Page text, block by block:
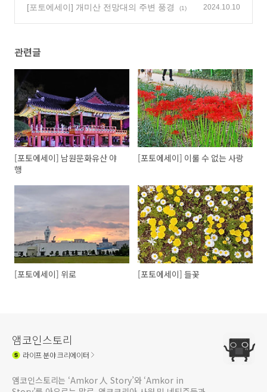
[포토에세이] 개미산 전망대의 주변 풍경 (1) 2024.10.10
관련글
[포토에세이] 남원문화유산 야
행
[포토에세이] 이룰 수 없는 사랑
[포토에세이] 위로 [포토에세이] 들꽃
앰코인스토리
라이프분야 크리에이터
앰코인스토리는 ‘Amkor 人 Story’와 ‘Amkor in